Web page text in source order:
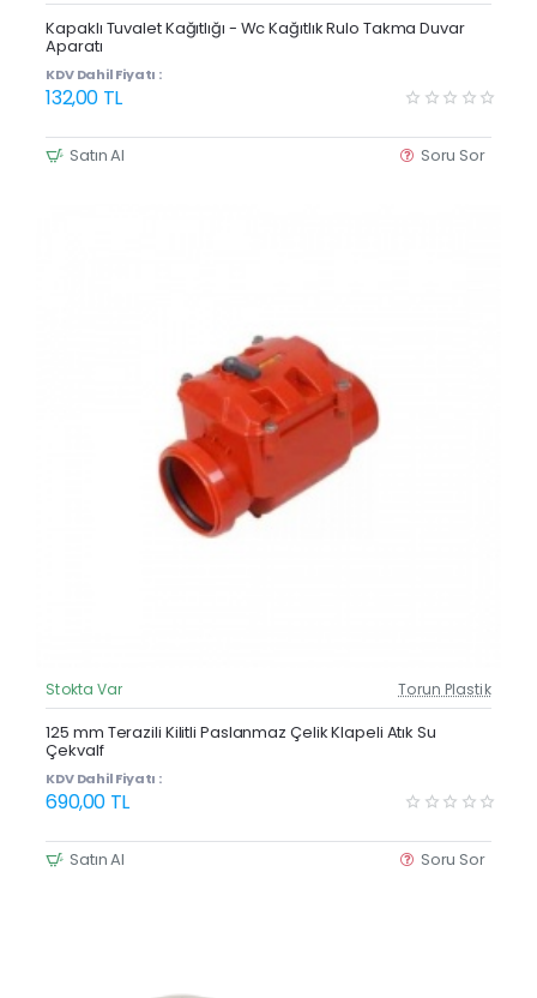
Yeni Ürün
Kapaklı Tuvalet Kağıtlığı - Wc Kağıtlık Rulo Takma Duvar
Aparatı
KDV Dahil Fiyatı :
132,00 TL
Satın Al Soru Sor
Güncel Fiyat
Stokta Var Torun Plastik
125 mm Terazili Kilitli Paslanmaz Çelik Klapeli Atık Su
Çekvalf
KDV Dahil Fiyatı :
690,00 TL
Satın Al Soru Sor